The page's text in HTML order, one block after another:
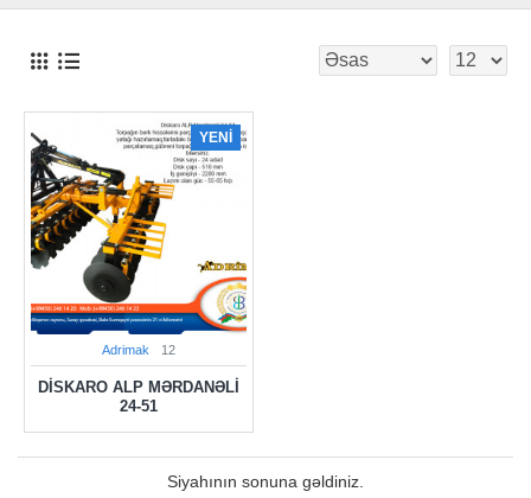
YENI
Adrimak 12
DISKARO ALP MƏRDANƏLI
24-51
Siyahının sonuna gəldiniz.